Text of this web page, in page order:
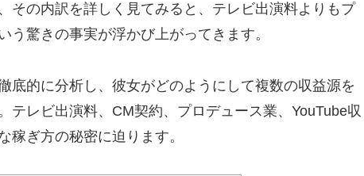
その内訳を詳しく見てみると、テレビ出演料よりもプ
う驚きの事実が浮かび上がってきます。
底的に分析し、彼女がどのようにして複数の収益源を
テレビ出演料、CM契約、プロデュース業、YouTube収
稼ぎ方の秘密に迫ります。